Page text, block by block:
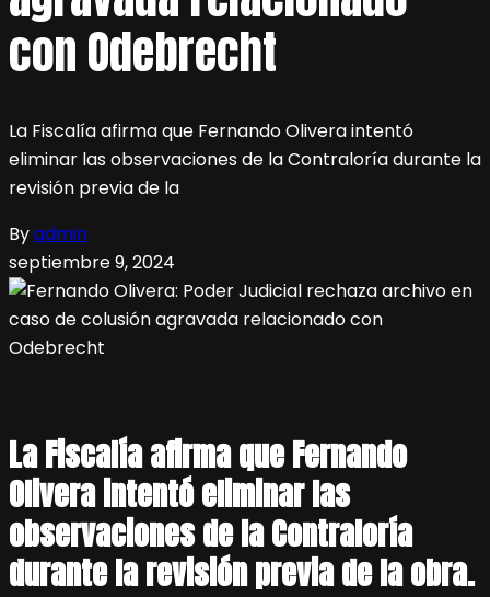
con Odebrecht
La Fiscalía afirma que Fernando Olivera intentó
eliminar las observaciones de la Contraloría durante la
revisión previa de la
Byadmin
septiembre 9, 2024
La Fiscalía afirma que Fernando
Olivera intentó eliminar las
observaciones de la Contraloría
durante la revisión previa de la obra.